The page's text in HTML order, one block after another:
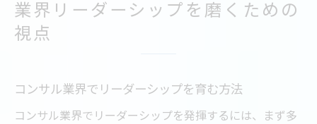
業界リーダーシップを磨くための
視点
コンサル業界でリーダーシップを育む方法
コンサル業界でリーダーシップを発揮するには、まず多